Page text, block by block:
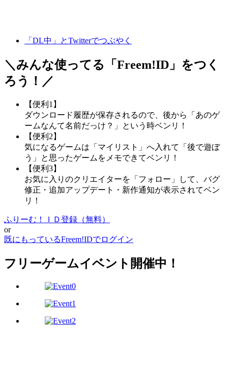
「DL中」とTwitterでつぶやく
＼みんな使ってる「 Freem!ID 」をつく
ろう！／
【便利1】
ダウンロード履歴が保存されるので、後から「あのゲ
ームなんて名前だっけ？」という時ベンリ！
【便利2】
気になるゲームは「マイリスト」へ入れて「後で遊ぼ
う」と思ったゲームをメモできてベンリ！
【便利3】
お気に入りのクリエイターを「フォロー」して、バグ
修正・追加アップデート・新作通知が表示されてベン
リ！
ふりーむ！ＩＤ登録（無料）
or
既にもっているFreem!IDでログイン
フリーゲームイベント開催中！